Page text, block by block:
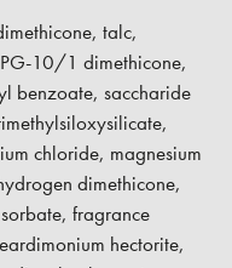
talc,
10/1 dimethicone,
benzoate, saccharide
chloride, magnesium
dimethicone,
fragrance
hectorite,